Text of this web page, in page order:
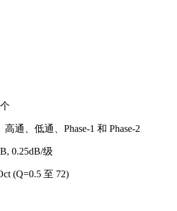
通、低通、Phase-1 和 Phase-2
0.25dB/级
(Q=0.5 至 72)